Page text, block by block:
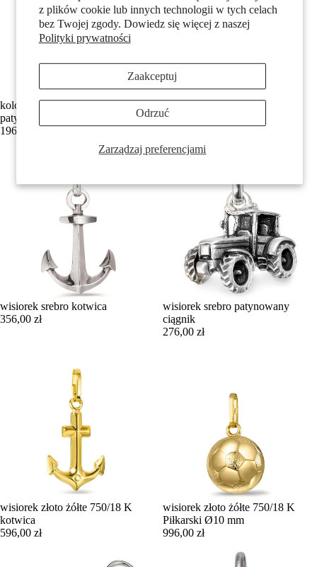
z plików cookie lub innych technologii w tych celach
bez Twojej zgody. Dowiedz się więcej z naszej
Polityki prywatności
Zarządzaj preferencjami
Zaakceptuj
Odrzuć
kolczyk wkrętka (1 sztuka) srebro
patynowany motocykl
196,00 zł
wisiorek srebro patynowany
Motocross
196,00 zł
wisiorek srebro kotwica
356,00 zł
wisiorek srebro patynowany
ciągnik
276,00 zł
wisiorek złoto żółte 750/18 K
kotwica
596,00 zł
wisiorek złoto żółte 750/18 K
Piłkarski Ø10 mm
996,00 zł